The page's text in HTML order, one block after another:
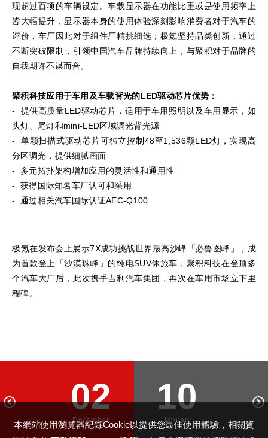
现超过百项的车辆设定。车载显示器在功能比重或是使用频率上
皆大幅提升，显示器本身的使用体验深刻影响消费者对于汽车的
评价，车厂因此对于组件厂精挑细选；极氪坚持品类创新，通过
不断突破限制，引领中国汽车品牌持续向上，与聚积对于品牌的
自我期许不谋而合。
聚积科技应用于车用及车载背光的LED驱动芯片优势：
- 提供高质量LED驱动芯片，适用于车用照明以及车用显示，如
头灯、尾灯和mini-LED区域调光背光源
- 单颗扫描式驱动芯片可独立控制48至1,536颗LED灯，实现高
分区调光，提供细腻画面
- 多元拓扑架构增加应用的灵活性和通用性
- 获得国际知名车厂认可和采用​
- 通过相关汽车国际认证AEC-Q100
​极氪在发布会上展示7X成功挑战世界最高沙峰「必鲁图峰」，成
为首款登上「沙漠珠峰」的纯电SUV休旅车，聚积科技在登顶多
个汽车大厂后，此次携手吉利汽车集团，再次在车用市场立下里
程碑。
02
December
10
January
本網站使用瀏覽器紀錄Cookie以提供您最佳使用體驗，相關資